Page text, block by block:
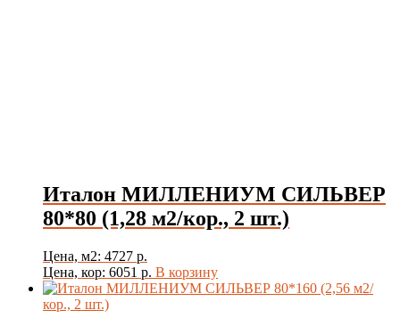
Италон МИЛЛЕНИУМ СИЛЬВЕР
80*80 (1,28 м2/кор., 2 шт.)
Цена, м2: 4727 р.
Цена, кор: 6051 р. В корзину